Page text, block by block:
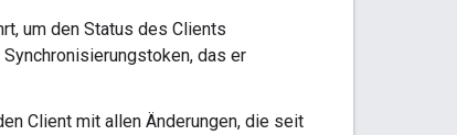
um den Status des Clients
das er
Client mit allen Änderungen, die seit